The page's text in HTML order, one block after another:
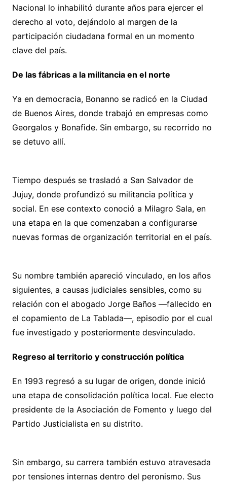
Nacional lo inhabilitó durante años para ejercer el
derecho al voto, dejándolo al margen de la
participación ciudadana formal en un momento
clave del país.
De las fábricas a la militancia en el norte
Ya en democracia, Bonanno se radicó en la Ciudad
de Buenos Aires, donde trabajó en empresas como
Georgalos y Bonafide. Sin embargo, su recorrido no
se detuvo allí.
Tiempo después se trasladó a San Salvador de
Jujuy, donde profundizó su militancia política y
social. En ese contexto conoció a Milagro Sala, en
una etapa en la que comenzaban a configurarse
nuevas formas de organización territorial en el país.
Su nombre también apareció vinculado, en los años
siguientes, a causas judiciales sensibles, como su
relación con el abogado Jorge Baños —fallecido en
el copamiento de La Tablada—, episodio por el cual
fue investigado y posteriormente desvinculado.
Regreso al territorio y construcción política
En 1993 regresó a su lugar de origen, donde inició
una etapa de consolidación política local. Fue electo
presidente de la Asociación de Fomento y luego del
Partido Justicialista en su distrito.
Sin embargo, su carrera también estuvo atravesada
por tensiones internas dentro del peronismo. Sus